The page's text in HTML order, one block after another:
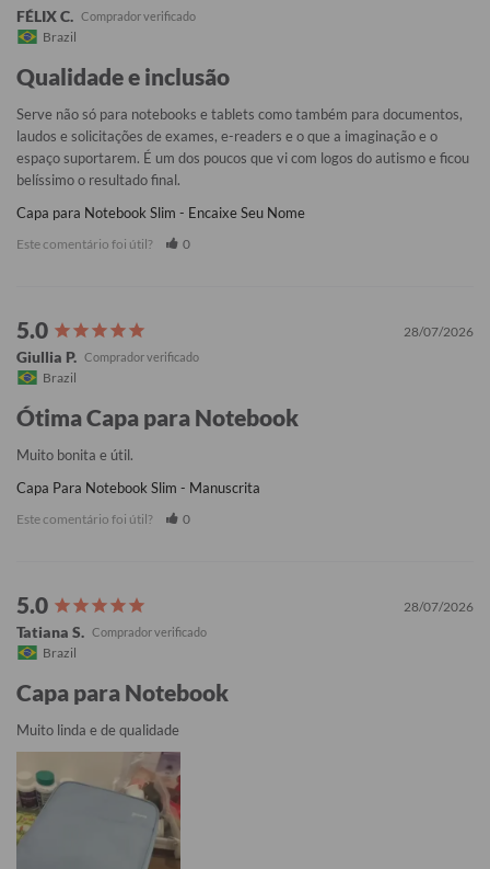
FÉLIX C.
Brazil
Qualidade e inclusão
Serve não só para notebooks e tablets como também para documentos,
laudos e solicitações de exames, e-readers e o que a imaginação e o
espaço suportarem. É um dos poucos que vi com logos do autismo e ficou
belíssimo o resultado final.
Capa para Notebook Slim - Encaixe Seu Nome
Este comentário foi útil? 0
28/07/2026
Giullia P.
Brazil
Ótima Capa para Notebook
Muito bonita e útil.
Capa Para Notebook Slim - Manuscrita
Este comentário foi útil? 0
28/07/2026
Tatiana S.
Brazil
Capa para Notebook
Muito linda e de qualidade